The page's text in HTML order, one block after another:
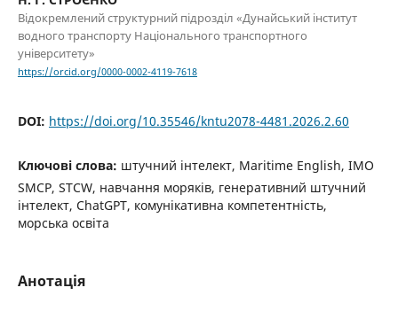
Відокремлений структурний підрозділ «Дунайський інститут
водного транспорту Національного транспортного
університету»
https://orcid.org/0000-0002-4119-7618
DOI: https://doi.org/10.35546/kntu2078-4481.2026.2.60
Ключові слова: штучний інтелект, Maritime English, IMO
SMCP, STCW, навчання моряків, генеративний штучний
інтелект, ChatGPT, комунікативна компетентність,
морська освіта
Анотація